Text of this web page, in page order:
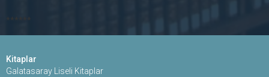
******
Kitaplar
Galatasaray Liseli Kitaplar